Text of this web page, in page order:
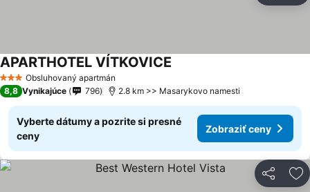
3 Počet hviezdičiek
Obsluhovaný apartmán
APARTHOTEL VÍTKOVICE
8,8 Vynikajúce 796 2.8 km >> Masarykovo namesti
Vyberte dátumy a pozrite si presné
ceny
Zobraziť ceny
Zdieľať